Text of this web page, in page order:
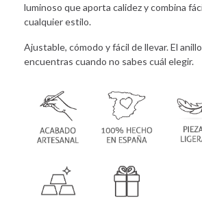
luminoso que aporta calidez y combina
cualquier estilo.
Ajustable, cómodo y fácil de llevar. El
encuentras cuando no sabes cuál elegir.